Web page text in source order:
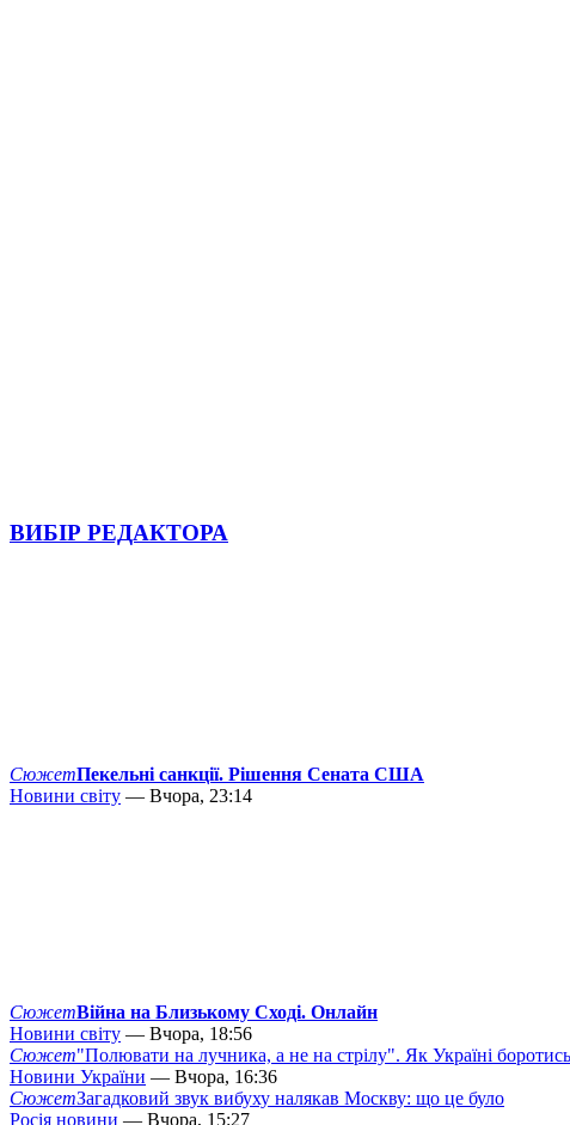
ВИБІР РЕДАКТОРА
СюжетПекельні санкції. Рішення Сената США
Новини світу — Вчора, 23:14
СюжетВійна на Близькому Сході. Онлайн
Новини світу — Вчора, 18:56
Сюжет"Полювати на лучника, а не на стрілу". Як Україні
Новини України — Вчора, 16:36
СюжетЗагадковий звук вибуху налякав Москву: що це було
Росія новини — Вчора, 15:27